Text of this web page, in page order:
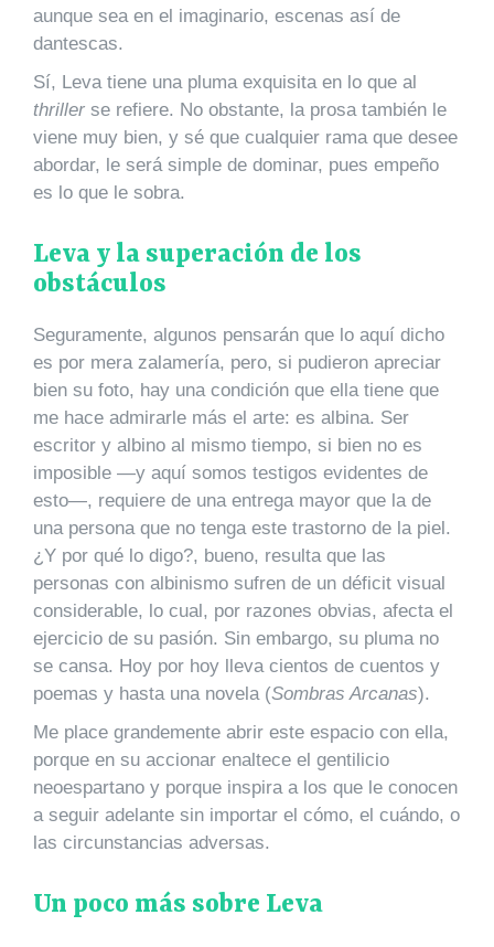
aunque sea en el imaginario, escenas así de
dantescas.
Sí, Leva tiene una pluma exquisita en lo que al
thriller se refiere. No obstante, la prosa también le
viene muy bien, y sé que cualquier rama que desee
abordar, le será simple de dominar, pues empeño
es lo que le sobra.
Leva y la superación de los
obstáculos
Seguramente, algunos pensarán que lo aquí dicho
es por mera zalamería, pero, si pudieron apreciar
bien su foto, hay una condición que ella tiene que
me hace admirarle más el arte: es albina. Ser
escritor y albino al mismo tiempo, si bien no es
imposible —y aquí somos testigos evidentes de
esto—, requiere de una entrega mayor que la de
una persona que no tenga este trastorno de la piel.
¿Y por qué lo digo?, bueno, resulta que las
personas con albinismo sufren de un déficit visual
considerable, lo cual, por razones obvias, afecta el
ejercicio de su pasión. Sin embargo, su pluma no
se cansa. Hoy por hoy lleva cientos de cuentos y
poemas y hasta una novela (Sombras Arcanas).
Me place grandemente abrir este espacio con ella,
porque en su accionar enaltece el gentilicio
neoespartano y porque inspira a los que le conocen
a seguir adelante sin importar el cómo, el cuándo, o
las circunstancias adversas.
Un poco más sobre Leva